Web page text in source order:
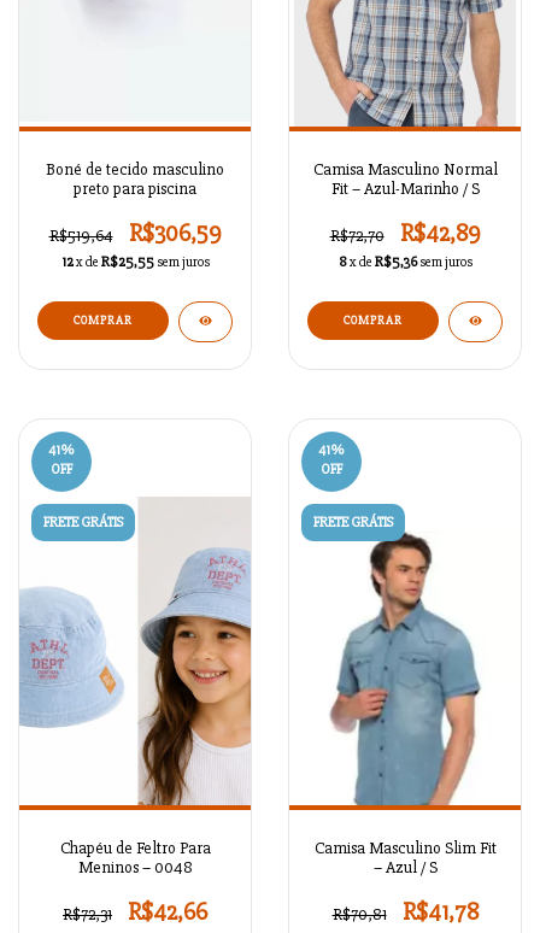
Boné de tecido masculino
preto para piscina
R$519,64 R$306,59
12x de R$25,55 sem juros
Camisa Masculino Normal
Fit – Azul-Marinho / S
R$72,70 R$42,89
8x de R$5,36 sem juros
COMPRAR
41%
OFF
FRETE GRÁTIS
Chapéu de Feltro Para
Meninos – 0048
R$72,31 R$42,66
41%
OFF
FRETE GRÁTIS
Camisa Masculino Slim Fit
– Azul / S
R$70,81 R$41,78